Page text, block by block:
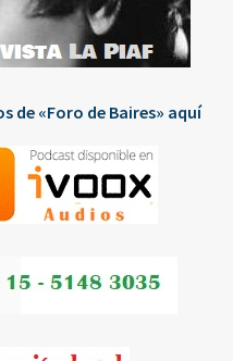
de «Foro de Baires» aquí